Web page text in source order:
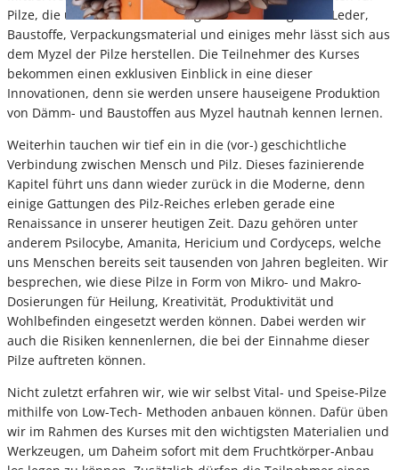
Pilze, die über Pilze als Nahrungsmittel hinausgehen: Leder,
Baustoffe, Verpackungsmaterial und einiges mehr lässt sich aus
dem Myzel der Pilze herstellen. Die Teilnehmer des Kurses
bekommen einen exklusiven Einblick in eine dieser
Innovationen, denn sie werden unsere hauseigene Produktion
von Dämm- und Baustoffen aus Myzel hautnah kennen lernen.
Weiterhin tauchen wir tief ein in die (vor-) geschichtliche
Verbindung zwischen Mensch und Pilz. Dieses fazinierende
Kapitel führt uns dann wieder zurück in die Moderne, denn
einige Gattungen des Pilz-Reiches erleben gerade eine
Renaissance in unserer heutigen Zeit. Dazu gehören unter
anderem Psilocybe, Amanita, Hericium und Cordyceps, welche
uns Menschen bereits seit tausenden von Jahren begleiten. Wir
besprechen, wie diese Pilze in Form von Mikro- und Makro-
Dosierungen für Heilung, Kreativität, Produktivität und
Wohlbefinden eingesetzt werden können. Dabei werden wir
auch die Risiken kennenlernen, die bei der Einnahme dieser
Pilze auftreten können.
Nicht zuletzt erfahren wir, wie wir selbst Vital- und Speise-Pilze
mithilfe von Low-Tech- Methoden anbauen können. Dafür üben
wir im Rahmen des Kurses mit den wichtigsten Materialien und
Werkzeugen, um Daheim sofort mit dem Fruchtkörper-Anbau